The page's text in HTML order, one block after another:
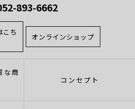
893-6662
こち
オンラインショップ
な商
コンセプト